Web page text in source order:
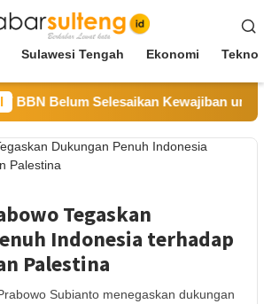
Sulawesi Tengah Ekonomi
Belum Selesaikan Kewajiban untuk
Tegaskan
Indonesia terhadap
Palestina
Subianto menegaskan dukungan